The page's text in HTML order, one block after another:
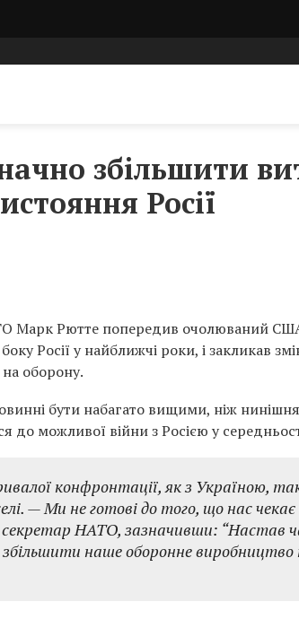
збільшити
Росії
Марк Рютте попередив очолюваний
Росії у найближчі роки, і закликав
оборону.
бути набагато вищими, ніж
до можливої ​​війни з Росією у
конфронтації, як з Україною,
— Ми не готові до того, що нас
секретар НАТО, зазначивши: “Настав
збільшити наше оборонне